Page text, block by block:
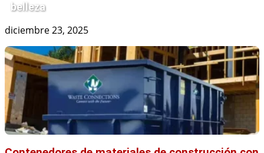
belleza
diciembre 23, 2025